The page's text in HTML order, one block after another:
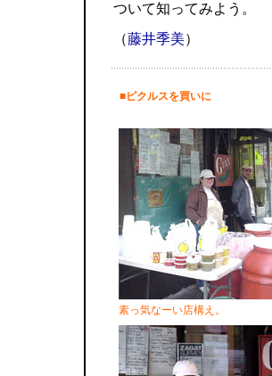
ついて知ってみよう。
（藤井季美）
■ピクルスを買いに
素っ気なーい店構え。